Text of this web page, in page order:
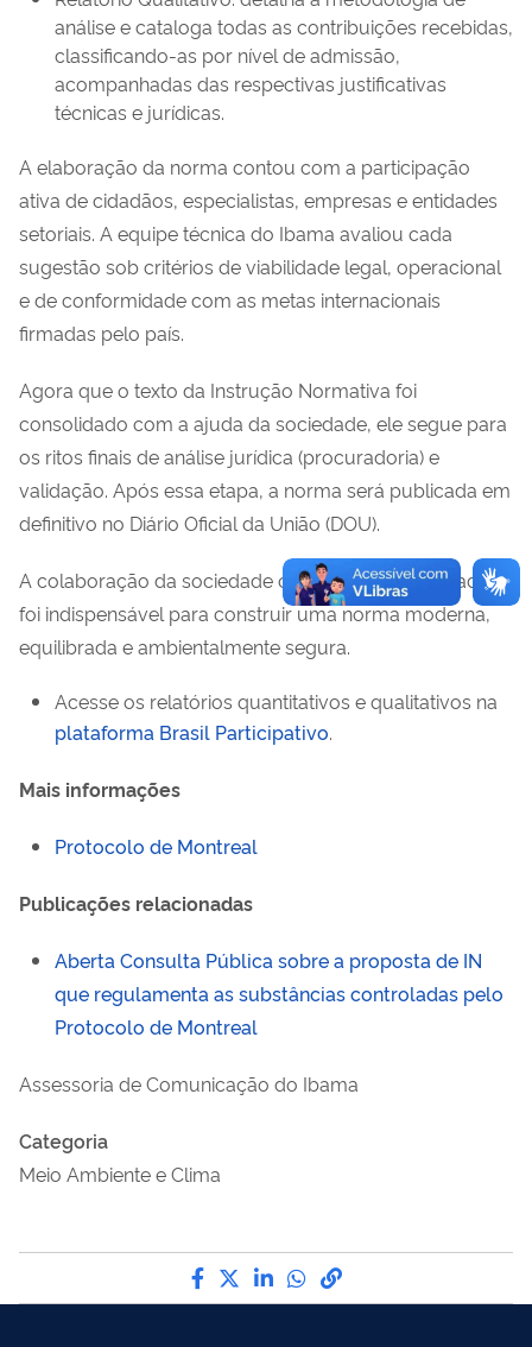
análise e cataloga todas as contribuições recebidas,
classificando-as por nível de admissão,
acompanhadas das respectivas justificativas
técnicas e jurídicas.
A elaboração da norma contou com a participação
ativa de cidadãos, especialistas, empresas e entidades
setoriais. A equipe técnica do Ibama avaliou cada
sugestão sob critérios de viabilidade legal, operacional
e de conformidade com as metas internacionais
firmadas pelo país.
Agora que o texto da Instrução Normativa foi
consolidado com a ajuda da sociedade, ele segue para
os ritos finais de análise jurídica (procuradoria) e
validação. Após essa etapa, a norma será publicada em
definitivo no Diário Oficial da União (DOU).
A colaboração da sociedade civil e do setor regulado
foi indispensável para construir uma norma moderna,
equilibrada e ambientalmente segura.
Acesse os relatórios quantitativos e qualitativos na
plataforma Brasil Participativo.
Mais informações
Protocolo de Montreal
Publicações relacionadas
Aberta Consulta Pública sobre a proposta de IN
que regulamenta as substâncias controladas pelo
Protocolo de Montreal
Assessoria de Comunicação do Ibama
Categoria
Meio Ambiente e Clima
Compartilhe por Facebook
Compartilhe por Twitter
Compartilhe por
Compartilhe por
link para Copiar